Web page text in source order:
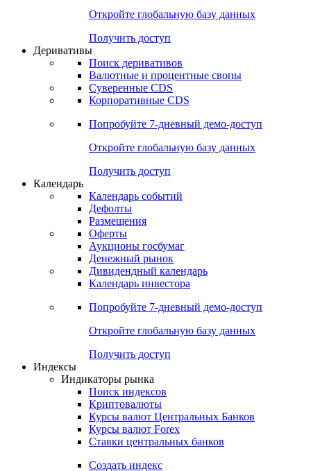
Поиск Mutual Funds
Попробуйте7-дневный
Откройте глобальную базу данных
Получить доступ
Деривативы
Валютные и процентные свопы
Корпоративные CDS
Попробуйте7-дневный
Откройте глобальную базу данных
Получить доступ
Календарь
Календарь событий
Дефолты
Размещения
Оферты
Денежный рынок
Календарь инвестора
Попробуйте7-дневный
Откройте глобальную базу данных
Получить доступ
Индикаторы рынка
Поиск индексов
Курсы валют Центральных Банков